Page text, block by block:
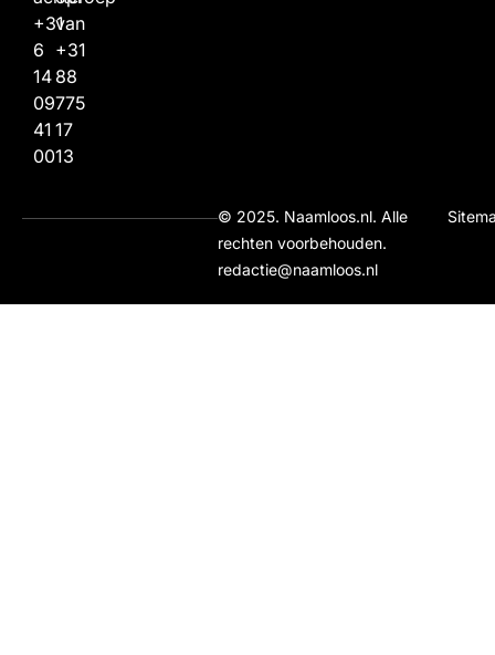
+31
6
14
09
41
00
van
+31
88
775
17
13
© 2025. Naamloos.nl. Alle
rechten voorbehouden.
redactie@naamloos.nl